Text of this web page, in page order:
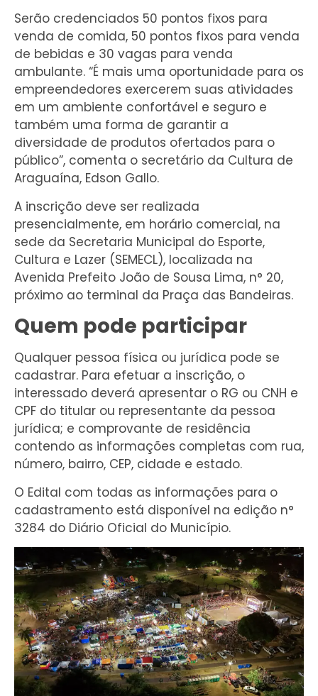
Serão credenciados 50 pontos fixos para
venda de comida, 50 pontos fixos para venda
de bebidas e 30 vagas para venda
ambulante. “É mais uma oportunidade para os
empreendedores exercerem suas atividades
em um ambiente confortável e seguro e
também uma forma de garantir a
diversidade de produtos ofertados para o
público”, comenta o secretário da Cultura de
Araguaína, Edson Gallo.
A inscrição deve ser realizada
presencialmente, em horário comercial, na
sede da Secretaria Municipal do Esporte,
Cultura e Lazer (SEMECL), localizada na
Avenida Prefeito João de Sousa Lima, n° 20,
próximo ao terminal da Praça das Bandeiras.
Quem pode participar
Qualquer pessoa física ou jurídica pode se
cadastrar. Para efetuar a inscrição, o
interessado deverá apresentar o RG ou CNH e
CPF do titular ou representante da pessoa
jurídica; e comprovante de residência
contendo as informações completas com rua,
número, bairro, CEP, cidade e estado.
O Edital com todas as informações para o
cadastramento está disponível na edição n°
3284 do Diário Oficial do Município.